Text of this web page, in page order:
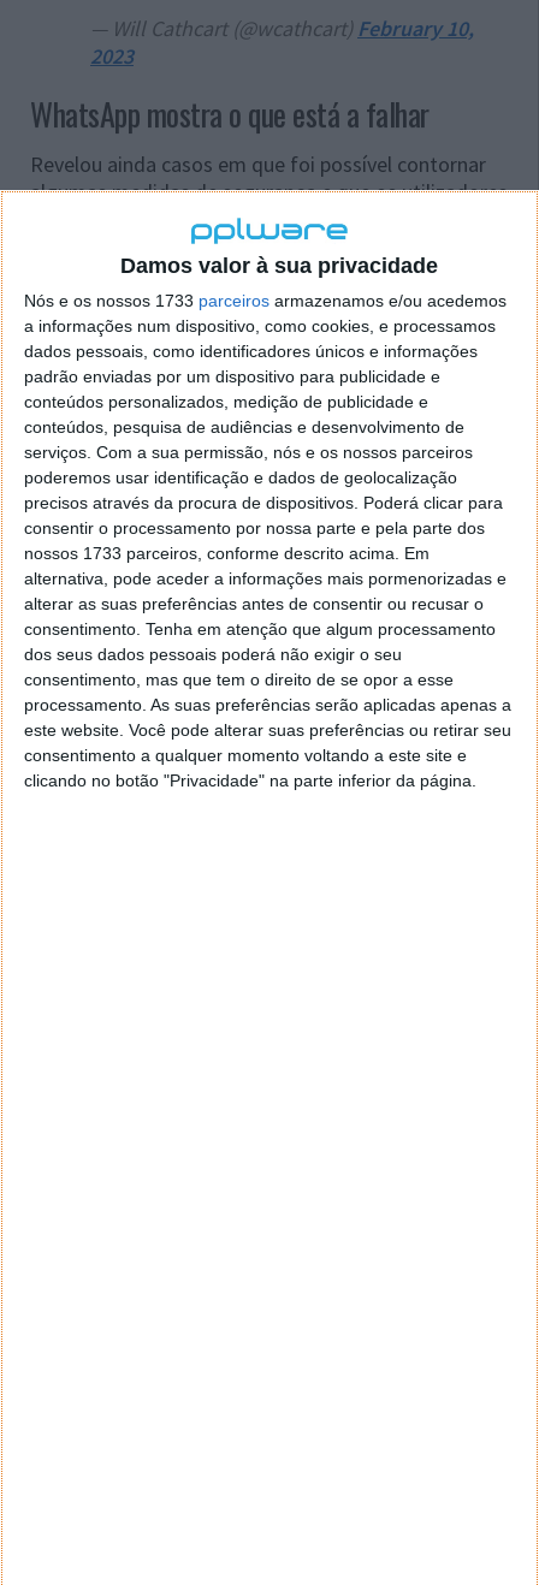
Damos valor à sua privacidade
Nós e os nossos 1733 parceiros armazenamos e/ou acedemos
a informações num dispositivo, como cookies, e processamos
dados pessoais, como identificadores únicos e informações
padrão enviadas por um dispositivo para publicidade e
conteúdos personalizados, medição de publicidade e
conteúdos, pesquisa de audiências e desenvolvimento de
serviços. Com a sua permissão, nós e os nossos parceiros
poderemos usar identificação e dados de geolocalização
precisos através da procura de dispositivos. Poderá clicar para
consentir o processamento por nossa parte e pela parte dos
nossos 1733 parceiros, conforme descrito acima. Em
alternativa, pode aceder a informações mais pormenorizadas e
alterar as suas preferências antes de consentir ou recusar o
consentimento. Tenha em atenção que algum processamento
dos seus dados pessoais poderá não exigir o seu
consentimento, mas que tem o direito de se opor a esse
processamento. As suas preferências serão aplicadas apenas a
este website. Você pode alterar suas preferências ou retirar seu
consentimento a qualquer momento voltando a este site e
clicando no botão "Privacidade" na parte inferior da página.
— Will Cathcart (@wcathcart) February 10,
2023
WhatsApp mostra o que está a falhar
Revelou ainda casos em que foi possível contornar
algumas medidas de segurança e que os utilizadores
foram colocados em risco de vida. Aqui a questão foi
que se tornou possível saber a localização exata
destes, sendo depois possível tomar medidas.
Não são anormais estas tentativas do WhatsApp e de
outros serviços da Meta de mostrar a sua qualidade
colocando em causa a dos concorrentes. Quer o
Telegram como outras propostas já fizeram o
mesmo, em especial quando Pavel Durov colocou em
causa a forma como as cópias de segurança eram
feitas para a Cloud, deixando as conversas acessíveis
e em claro.
Este artigo tem mais de um ano
Acompanhe o Pplware no Google Notícias
Proponha uma correção, faça uma sugestão